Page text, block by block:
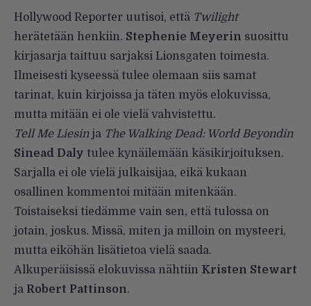
Hollywood Reporter uutisoi, että Twilight
herätetään henkiin. Stephenie Meyerin suosittu
kirjasarja taittuu sarjaksi Lionsgaten toimesta.
Ilmeisesti kyseessä tulee olemaan siis samat
tarinat, kuin kirjoissa ja täten myös elokuvissa,
mutta mitään ei ole vielä vahvistettu.
Tell Me Liesin ja The Walking Dead: World Beyondin
Sinead Daly tulee kynäilemään käsikirjoituksen.
Sarjalla ei ole vielä julkaisijaa, eikä kukaan
osallinen kommentoi mitään mitenkään.
Toistaiseksi tiedämme vain sen, että tulossa on
jotain, joskus. Missä, miten ja milloin on mysteeri,
mutta eiköhän lisätietoa vielä saada.
Alkuperäisissä elokuvissa nähtiin Kristen Stewart
ja Robert Pattinson.